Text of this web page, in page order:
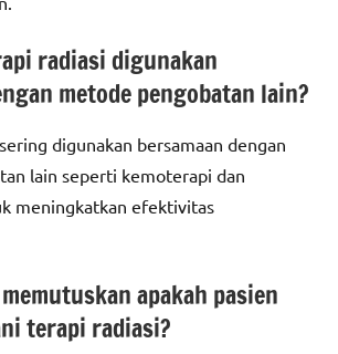
radiasi digunakan
metode pengobatan lain?
digunakan bersamaan dengan
lain seperti kemoterapi dan
meningkatkan efektivitas
apakah pasien
terapi radiasi?